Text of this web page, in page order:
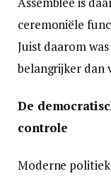
ceremoniële
Juist daarom
belangrijker dan
De
controle
Moderne